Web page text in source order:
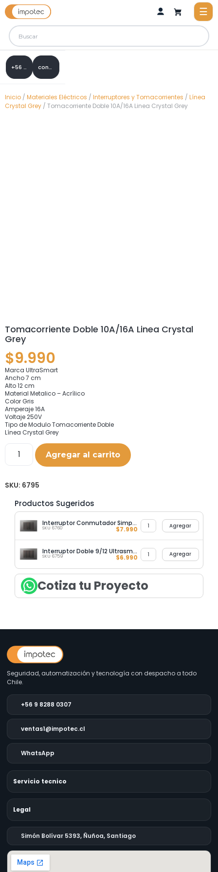
+56 9 8288 0307 contacto@impotec.cl
Inicio / Materiales Eléctricos / Interruptores y Tomacorrientes / Línea
Crystal Grey / Tomacorriente Doble 10A/16A Linea Crystal Grey
Tomacorriente Doble 10A/16A Linea Crystal
Grey
$9.990
Marca UltraSmart
Ancho 7 cm
Alto 12 cm
Material Metalico – Acrílico
Color Gris
Amperaje 16A
Voltaje 250V
Tipo de Modulo Tomacorriente Doble
Línea Crystal Grey
Agregar al carrito
SKU: 6795
Productos Sugeridos
Interruptor Conmutador Simple 9/24 Ultrasmart Linea Crystal Grey
SKU 6760 $7.990 Agregar
Interruptor Doble 9/12 Ultrasmart Linea Crystal Grey
SKU 6759 $6.990 Agregar
Cotiza tu Proyecto
Seguridad, automatización y tecnología con despacho a todo
Chile.
+56 9 8288 0307
ventas1@impotec.cl
WhatsApp
Servicio tecnico
Legal
Simón Bolívar 5393, Ñuñoa, Santiago